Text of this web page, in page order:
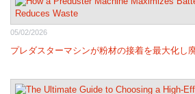
05/02/2026
プレダスターマシンが粉材の接着を最大化し